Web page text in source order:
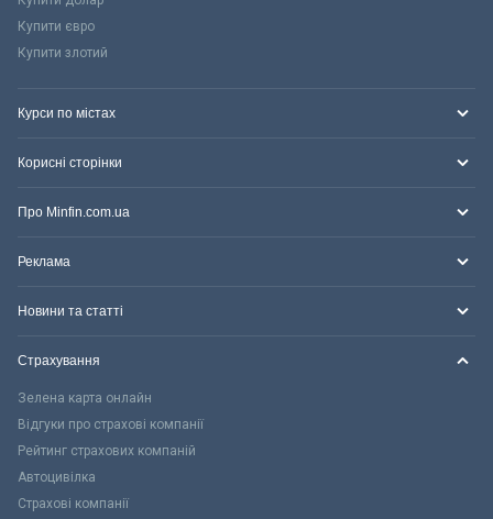
Купити євро
Купити злотий
Курси по містах
Корисні сторінки
Про Minfin.com.ua
Реклама
Новини та статті
Страхування
Зелена карта онлайн
Відгуки про страхові компанії
Рейтинг страхових компаній
Автоцивілка
Страхові компанії